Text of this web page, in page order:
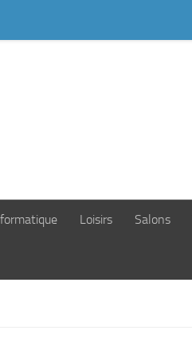
Loisirs Salons